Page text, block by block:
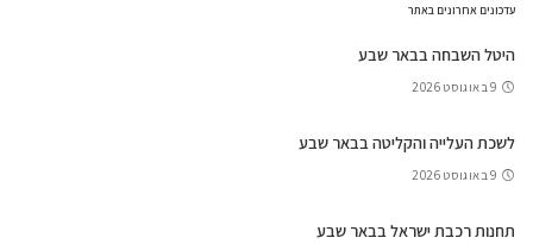
עדכונים אחרונים באתר
היטל השבחה בבאר שבע
9 באוגוסט 2026
לשכת העלייה והקליטה בבאר שבע
9 באוגוסט 2026
תחנות רכבת ישראל בבאר שבע